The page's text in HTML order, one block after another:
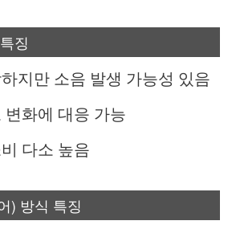
징
지만 소음 발생 가능성 있음
변화에 대응 가능
다소 높음
) 방식 특징